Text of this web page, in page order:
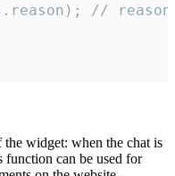
//
the widget: when the chat is
function can be used for